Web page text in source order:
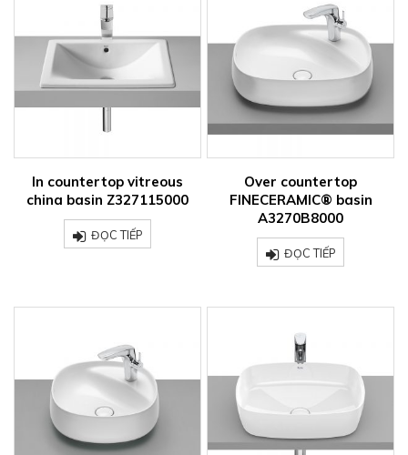
In countertop vitreous
china basin Z327115000
ĐỌC TIẾP
Over countertop
FINECERAMIC® basin
A3270B8000
ĐỌC TIẾP